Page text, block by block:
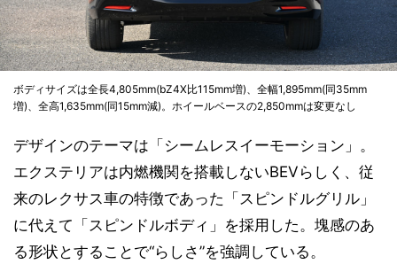
ボディサイズは全長4,805mm(bZ4X比115mm増)、全幅1,895mm(同35mm
増)、全高1,635mm(同15mm減)。ホイールベースの2,850mmは変更なし
デザインのテーマは「シームレスイーモーション」。
エクステリアは内燃機関を搭載しないBEVらしく、従
来のレクサス車の特徴であった「スピンドルグリル」
に代えて「スピンドルボディ」を採用した。塊感のあ
る形状とすることで“らしさ”を強調している。